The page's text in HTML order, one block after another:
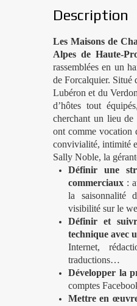
Description
Les Maisons de
Alpes de Haute-
rassemblées en un
de Forcalquier. Situé
Lubéron et du
d’hôtes tout
cherchant un lieu de
ont comme vocation
convivialité, intimité
Sally Noble, la
Définir une
commerciaux :
la saisonnalité
visibilité sur le
Définir et
technique avec
Internet,
traductions…
Développer la
comptes
Mettre en